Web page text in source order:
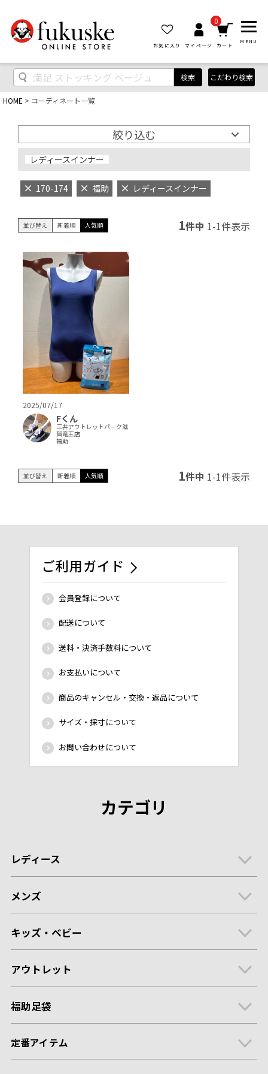
お気に入り マイページ
0
カート
MENU
検索 こだわり検索
HOME コーディネート一覧
絞り込む
レディースインナー
170-174 福助 レディースインナー
並び替え 新着順 人気順 1件中 1-1件表示
2025/07/17
Fくん
三井アウトレットパーク滋
賀竜王店
福助
並び替え 新着順 人気順 1件中 1-1件表示
ご利用ガイド
会員登録について
配送について
送料・決済手数料について
お支払いについて
商品のキャンセル・交換・返品について
サイズ・採寸について
お問い合わせについて
カテゴリ
レディース
メンズ
キッズ・ベビー
アウトレット
福助足袋
定番アイテム